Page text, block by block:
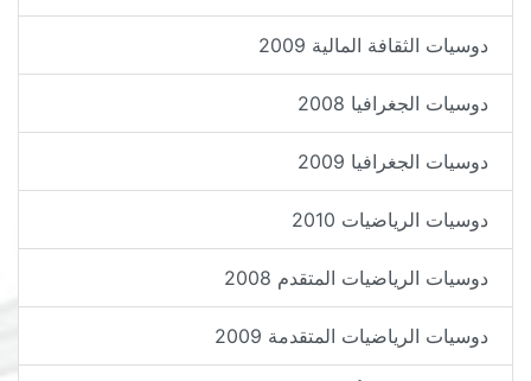
دوسيات الثقافة المالية 2009
دوسيات الجغرافيا 2008
دوسيات الجغرافيا 2009
دوسيات الرياضيات 2010
دوسيات الرياضيات المتقدم 2008
دوسيات الرياضيات المتقدمة 2009